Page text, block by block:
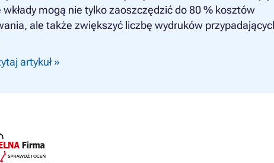
wkłady mogą nie tylko zaoszczędzić do 80 % kosztów
ale także zwiększyć liczbę wydruków
artykuł »